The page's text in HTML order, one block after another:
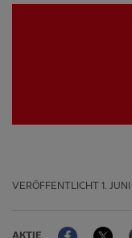
VERÖFFENTLICHT 1.
Facebook